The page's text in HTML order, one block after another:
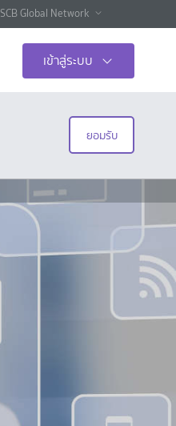
SCB Global Network
เข้าสู่ระบบ
ยอมรับ